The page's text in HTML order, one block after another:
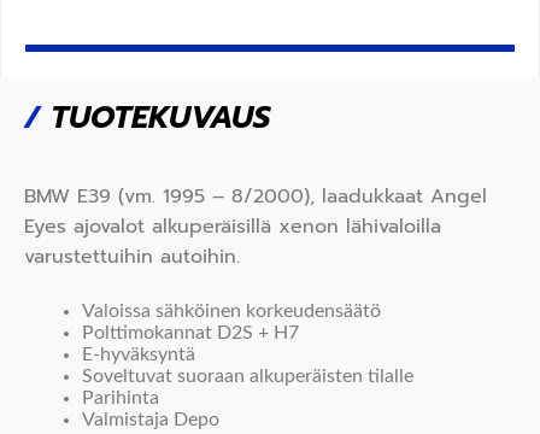
/TUOTEKUVAUS
BMW E39 (vm. 1995 – 8/2000), laadukkaat Angel
Eyes ajovalot alkuperäisillä xenon lähivaloilla
varustettuihin autoihin.
Valoissa sähköinen korkeudensäätö
Polttimokannat D2S + H7
E-hyväksyntä
Soveltuvat suoraan alkuperäisten tilalle
Parihinta
Valmistaja Depo